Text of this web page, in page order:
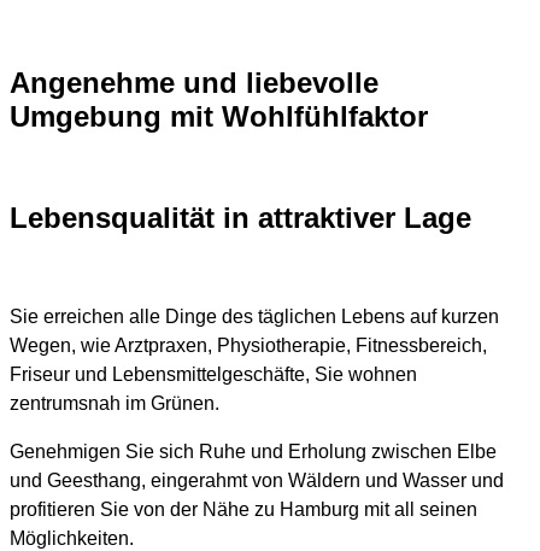
Angenehme und liebevolle
Umgebung mit Wohlfühlfaktor
Lebensqualität in attraktiver Lage
Sie erreichen alle Dinge des täglichen Lebens auf kurzen
Wegen, wie Arztpraxen, Physiotherapie, Fitnessbereich,
Friseur und Lebensmittelgeschäfte, Sie wohnen
zentrumsnah im Grünen.
Genehmigen Sie sich Ruhe und Erholung zwischen Elbe
und Geesthang, eingerahmt von Wäldern und Wasser und
profitieren Sie von der Nähe zu Hamburg mit all seinen
Möglichkeiten.